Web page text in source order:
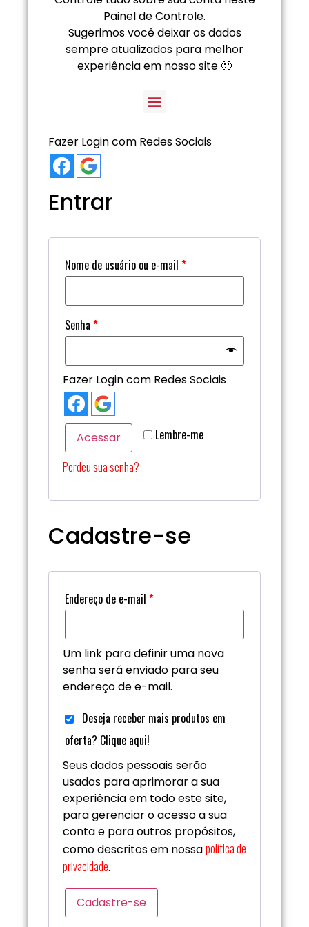
Painel de Controle.
Sugerimos você deixar os dados
sempre atualizados para melhor
experiência em nosso site 🙂
Fazer Login com Redes Sociais
Entrar
Nome de usuário ou e-mail *
Senha *
Fazer Login com Redes Sociais
Lembre-me
Acessar
Perdeu sua senha?
Cadastre-se
Endereço de e-mail *
Um link para definir uma nova
senha será enviado para seu
endereço de e-mail.
Deseja receber mais produtos em
oferta? Clique aqui!
Seus dados pessoais serão
usados para aprimorar a sua
experiência em todo este site,
para gerenciar o acesso a sua
conta e para outros propósitos,
como descritos em nossapolítica de
privacidade.
Cadastre-se